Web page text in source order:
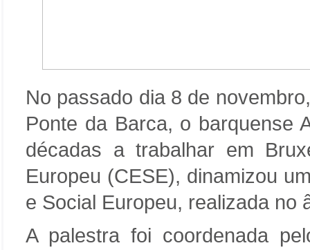
No passado dia 8 de
Ponte da Barca, o barquense
décadas a trabalhar em
Europeu (CESE), dinamizou
e Social Europeu, realizada no
A palestra foi coordenada